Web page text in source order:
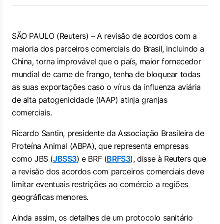
SÃO PAULO (Reuters) – A revisão de acordos com a
maioria dos parceiros comerciais do Brasil, incluindo a
China, torna improvável que o país, maior fornecedor
mundial de carne de frango, tenha de bloquear todas
as suas exportações caso o vírus da influenza aviária
de alta patogenicidade (IAAP) atinja granjas
comerciais.
Ricardo Santin, presidente da Associação Brasileira de
Proteína Animal (ABPA), que representa empresas
como JBS (JBSS3) e BRF (BRFS3), disse à Reuters que
a revisão dos acordos com parceiros comerciais deve
limitar eventuais restrições ao comércio a regiões
geográficas menores.
Ainda assim, os detalhes de um protocolo sanitário